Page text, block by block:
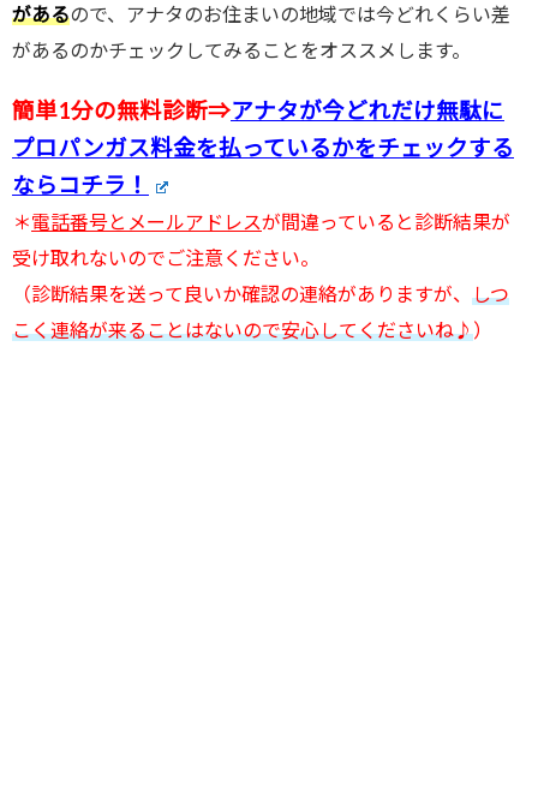
があるので、アナタのお住まいの地域では今どれくらい差
があるのかチェックしてみることをオススメします。
簡単1分の無料診断⇒アナタが今どれだけ無駄に
プロパンガス料金を払っているかをチェックする
ならコチラ！
＊電話番号とメールアドレスが間違っていると診断結果が
受け取れないのでご注意ください。
（診断結果を送って良いか確認の連絡がありますが、 しつ
こく連絡が来ることはないので安心してくださいね♪）